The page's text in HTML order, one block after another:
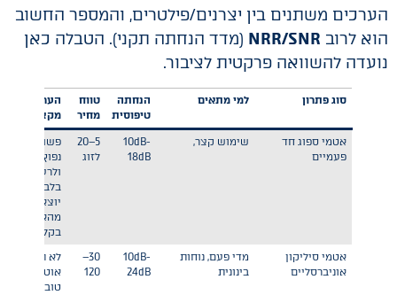
הערכים משתנים בין יצרנים/פילטרים, והמספר החשוב
הוא לרוב NRR/SNR (מדד הנחתה תקני). הטבלה כאן
נועדה להשוואה פרקטית לציבור.
סוג פתרון למי מתאים
הנחתה
טיפוסית
טווח
מחיר
הערות
מקצועיות
אטמי ספוג חד
פעמיים
שימוש קצר,
10dB-
18dB
5–20
לזוג
פשוט,
נפוץ
ולרעש קל
בלבד, לרוב
יוצאים
מהאוזן
בקלות
אטמי סיליקון
אוניברסליים
מדי פעם, נוחות
בינונית
10dB-
24dB
30–
120
לא תמיד
אוטמים
טוב בכל